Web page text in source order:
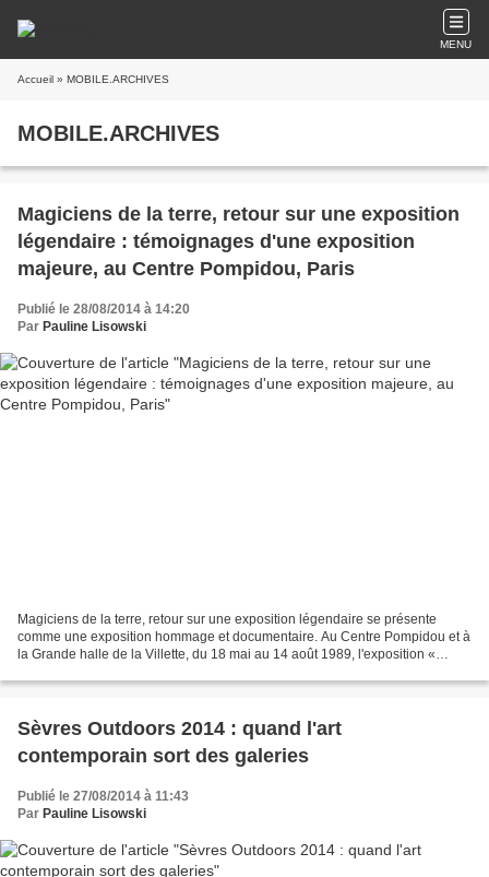
MENU
Accueil » MOBILE.ARCHIVES
MOBILE.ARCHIVES
Magiciens de la terre, retour sur une exposition
légendaire : témoignages d'une exposition
majeure, au Centre Pompidou, Paris
Publié le 28/08/2014 à 14:20
Par Pauline Lisowski
Magiciens de la terre, retour sur une exposition légendaire se présente
comme une exposition hommage et documentaire. Au Centre Pompidou et à
la Grande halle de la Villette, du 18 mai au 14 août 1989, l'exposition «
Sèvres Outdoors 2014 : quand l'art
contemporain sort des galeries
Publié le 27/08/2014 à 11:43
Par Pauline Lisowski